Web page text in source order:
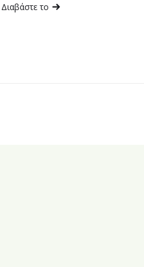
Διαβάστε το